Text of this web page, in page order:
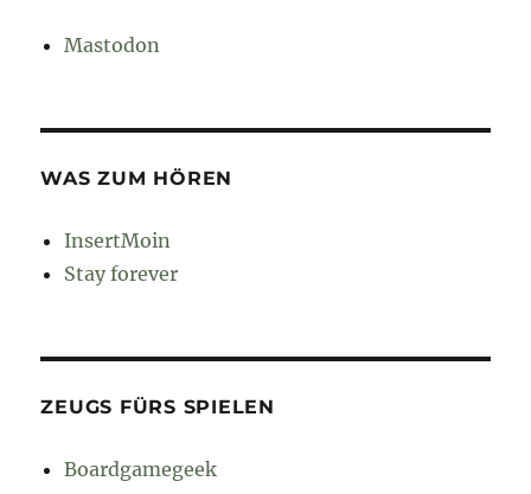
Mastodon
WAS ZUM HÖREN
InsertMoin
Stay forever
ZEUGS FÜRS SPIELEN
Boardgamegeek